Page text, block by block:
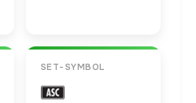
SET-SYMBOL